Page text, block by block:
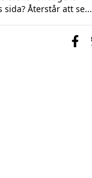
Återstår att se...